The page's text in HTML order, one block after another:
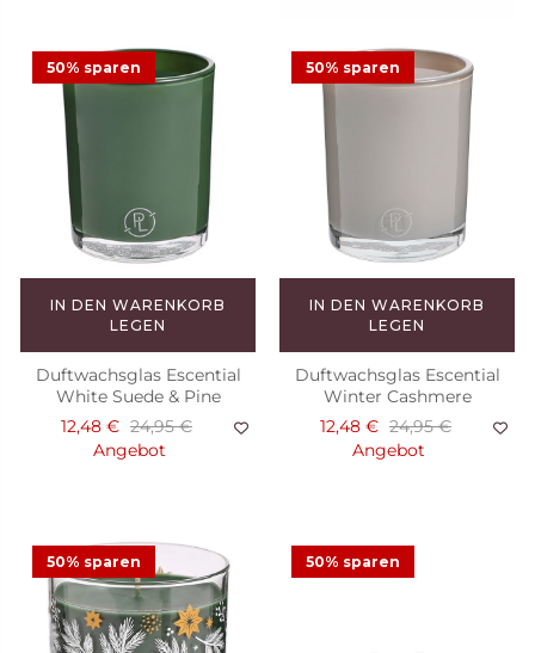
50% sparen
IN DEN WARENKORB
LEGEN
Duftwachsglas Escential
White Suede & Pine
12,48 € 24,95 €
Angebot
50% sparen
IN DEN WARENKORB
LEGEN
Duftwachsglas Escential
Winter Cashmere
12,48 € 24,95 €
Angebot
50% sparen 50% sparen